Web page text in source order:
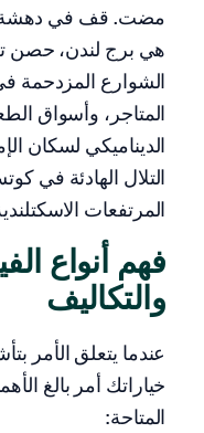
مضت. قف في دهشة
هي برج لندن، حصن
الشوارع المزدحمة
المتاجر، وأسواق
الديناميكي لسكان
التلال الهادئة في
المرتفعات
فهم أنواع
والتكاليف
عندما يتعلق الأمر
خياراتك أمر بالغ
المتاحة: